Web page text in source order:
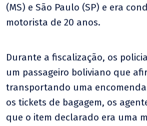
(MS) e São Paulo (SP) e era
motorista de 20 anos.
Durante a fiscalização, os
um passageiro boliviano que
transportando uma
os tickets de bagagem, os
que o item declarado era uma